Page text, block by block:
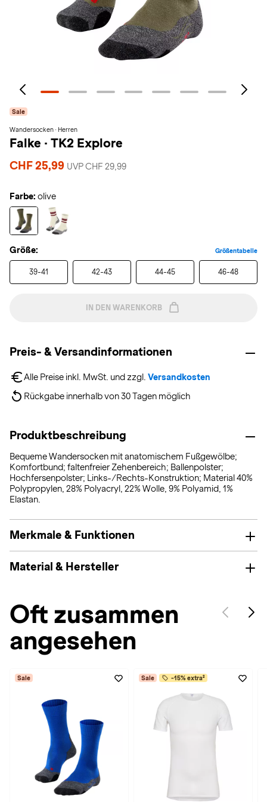
Sale
Wandersocken · Herren
Falke · TK2 Explore
CHF 25,99 UVP CHF 29,99
Farbe: olive
Größe: Größentabelle
39-41 42-43 44-45 46-48
IN DEN WARENKORB
Preis- & Versandinformationen
Alle Preise inkl. MwSt. und zzgl. Versandkosten
Rückgabe innerhalb von 30 Tagen möglich
Produktbeschreibung
Bequeme Wandersocken mit anatomischem Fußgewölbe;
Komfortbund; faltenfreier Zehenbereich; Ballenpolster;
Hochfersenpolster; Links-/Rechts-Konstruktion; Material 40%
Polypropylen, 28% Polyacryl, 22% Wolle, 9% Polyamid, 1%
Elastan.
Merkmale & Funktionen
Material & Hersteller
Oft zusammen
angesehen
Sale Sale -15% extra²